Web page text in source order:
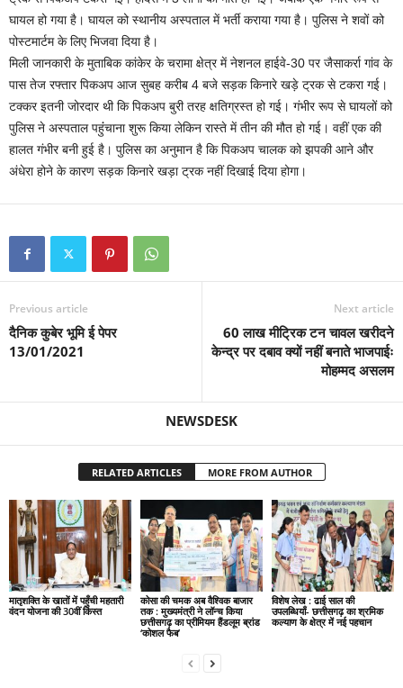
घायल हो गया है। घायल को स्थानीय अस्पताल में भर्ती कराया गया है। पुलिस ने शवों को
पोस्टमार्टम के लिए भिजवा दिया है।
मिली जानकारी के मुताबिक कांकेर के चरामा क्षेत्र में नेशनल हाईवे-30 पर जैसाकर्रा गांव के
पास तेज रफ्तार पिकअप आज सुबह करीब 4 बजे सड़क किनारे खड़े ट्रक से टकरा गई।
टक्कर इतनी जोरदार थी कि पिकअप बुरी तरह क्षतिग्रस्त हो गई। गंभीर रूप से घायलों को
पुलिस ने अस्पताल पहुंंचाना शुरू किया लेकिन रास्ते में तीन की मौत हो गई। वहीं एक की
हालत गंभीर बनी हुई है। पुलिस का अनुमान है कि पिकअप चालक को झपकी आने और
अंधेरा होने के कारण सड़क किनारे खड़ा ट्रक नहीं दिखाई दिया होगा।
Previous article
दैनिक कुबेर भूमि ई पेपर
13/01/2021
Next article
60 लाख मीट्रिक टन चावल खरीदने
केन्द्र पर दबाव क्यों नहीं बनाते भाजपाईः
मोहम्मद असलम
NEWSDESK
RELATED ARTICLES MORE FROM AUTHOR
मातृशक्ति के खातों में पहुँची महतारी
वंदन योजना की 30वीं किस्त
कोसा की चमक अब वैश्विक बाजार
तक : मुख्यमंत्री ने लॉन्च किया
छत्तीसगढ़ का प्रीमियम हैंडलूम ब्रांड
‘कोशल फैब’
विशेष लेख : ढाई साल की
उपलब्धियाँ- छत्तीसगढ़ का श्रमिक
कल्याण के क्षेत्र में नई पहचान